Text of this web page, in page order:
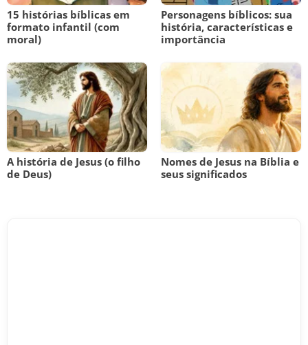
15 histórias bíblicas em
formato infantil (com
moral)
Personagens bíblicos: sua
história, características e
importância
A história de Jesus (o filho
de Deus)
Nomes de Jesus na Bíblia e
seus significados